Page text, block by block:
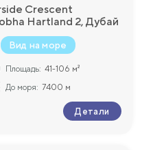
Crescent
Hartland 2, Дубай
Вид на море
Площадь: 41-106 м²
До моря: 7400 м
Детали